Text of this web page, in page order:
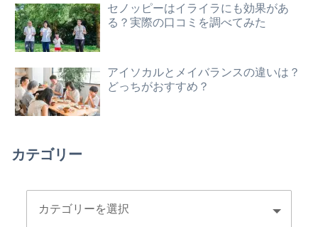
セノッピーはイライラにも効果があ
る？実際の口コミを調べてみた
アイソカルとメイバランスの違いは？
どっちがおすすめ？
カテゴリー